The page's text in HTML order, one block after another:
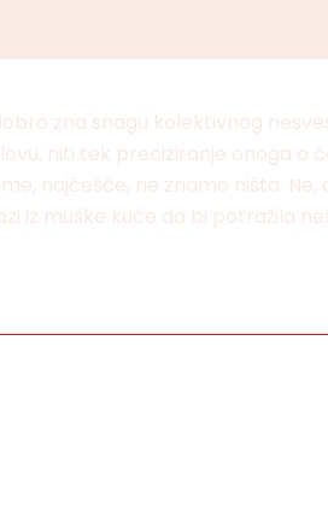
zna snagu kolektivnog
niti tek preciziranje onoga o
najčešće, ne znamo ništa.
iz muške kuće da bi potražila